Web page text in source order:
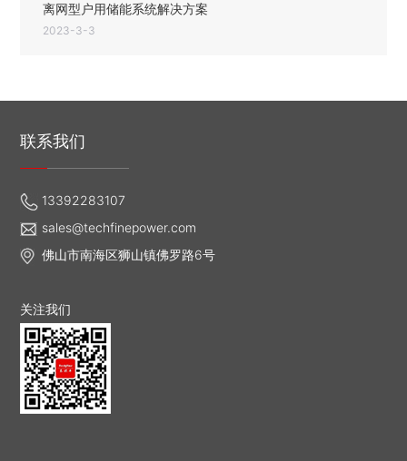
离网型户用储能系统解决方案
2023-3-3
联系我们
13392283107
sales@techfinepower.com
佛山市南海区狮山镇佛罗路6号
关注我们